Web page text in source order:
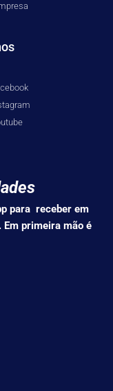
para receber em
primeira mão é